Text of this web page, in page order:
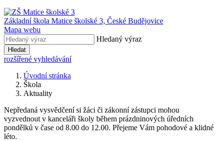
Základní škola Matice školské 3, České Budějovice
Mapa webu
Hledaný výraz
Hledat
rozšířené vyhledávání
Úvodní stránka
Škola
Aktuality
Nepředaná vysvědčení si žáci či zákonní zástupci mohou
vyzvednout v kanceláři školy během prázdninových úředních
pondělků v čase od 8.00 do 12.00. Přejeme Vám pohodové a klidné
léto.